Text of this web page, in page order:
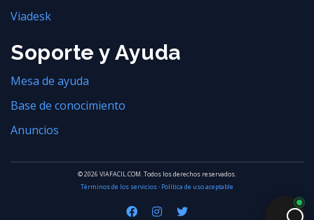
Viadesk
Soporte y Ayuda
Mesa de ayuda
Base de conocimiento
Anuncios
© 2026 VIAFACIL.COM. Todos los derechos reservados.
Términos de los servicios· Política de uso aceptable